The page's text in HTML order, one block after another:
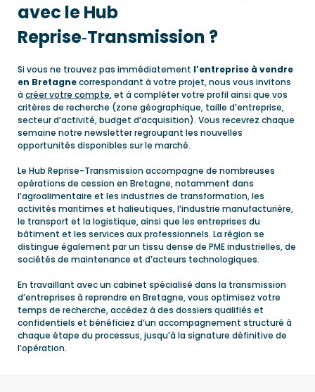
avec le Hub
Reprise‑Transmission ?
Si vous ne trouvez pas immédiatement l’entreprise à vendre
en Bretagnecorrespondant à votre projet, nous vous invitons
àcréer votre compte, et à compléter votre profil ainsi que vos
critères de recherche (zone géographique, taille d’entreprise,
secteur d’activité, budget d’acquisition). Vous recevrez chaque
semaine notre newsletter regroupant les nouvelles
opportunités disponibles sur le marché.
Le Hub Reprise-Transmission accompagne de nombreuses
opérations de cession en Bretagne, notamment dans
l’agroalimentaire et les industries de transformation, les
activités maritimes et halieutiques, l’industrie manufacturière,
le transport et la logistique, ainsi que les entreprises du
bâtiment et les services aux professionnels. La région se
distingue également par un tissu dense de PME industrielles, de
sociétés de maintenance et d’acteurs technologiques.
En travaillant avec un cabinet spécialisé dans la transmission
d’entreprises à reprendre en Bretagne, vous optimisez votre
temps de recherche, accédez à des dossiers qualifiés et
confidentiels et bénéficiez d’un accompagnement structuré à
chaque étape du processus, jusqu’à la signature définitive de
l’opération.